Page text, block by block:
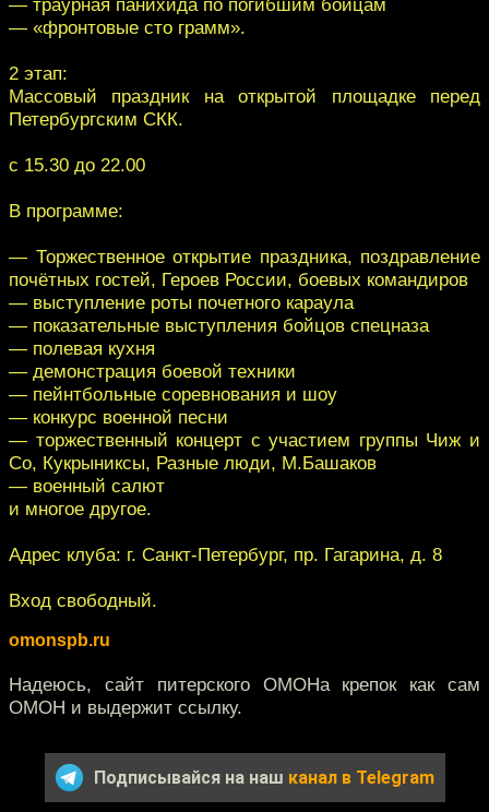
— «фронтовые сто грамм».
2 этап:
Массовый праздник на открытой площадке перед
Петербургским СКК.
с 15.30 до 22.00
В программе:
— Торжественное открытие праздника, поздравление
почётных гостей, Героев России, боевых командиров
— выступление роты почетного караула
— показательные выступления бойцов спецназа
— полевая кухня
— демонстрация боевой техники
— пейнтбольные соревнования и шоу
— конкурс военной песни
— торжественный концерт с участием группы Чиж и
Со, Кукрыниксы, Разные люди, М.Башаков
— военный салют
и многое другое.
Адрес клуба: г. Санкт-Петербург, пр. Гагарина, д. 8
Вход свободный.
omonspb.ru
Надеюсь, сайт питерского ОМОНа крепок как сам
ОМОН и выдержит ссылку.
Подписывайся на наш канал в Telegram